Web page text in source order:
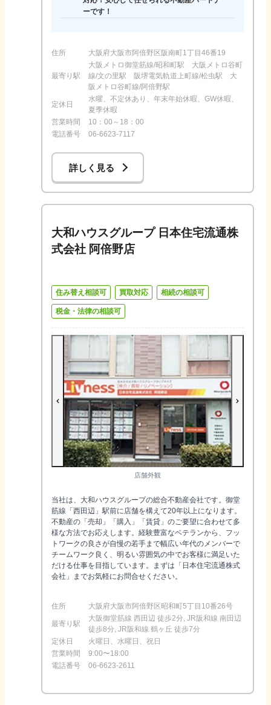
ーです！
住所 大阪府大阪市阿倍野区阪南町1丁目46番19
最寄り駅
大阪メトロ御堂筋線/昭和町駅 大阪メトロ谷町
線/文の里駅 阪堺電気軌道上町線/松虫駅 大
阪メトロ谷町線/阿倍野駅
定休日
水曜、不定休あり、年末年始休暇、GW休暇、
夏季休暇
営業時間
10：00～18：00
電話番号
06-6623-7117
詳しく見る
大和ハウスグループ 日本住宅流通株
式会社 阿倍野店
住み替え相談可 買取対応 相続の相談可
税金・法律の相談可
店舗外観
当社は、大和ハウスグループの総合不動産会社です。御堂
筋線「西田辺」駅前に店舗を構えて20年以上になります。
不動産の「売却」「購入」「賃貸」のご要望に合わせて多
様な方法でお応えします。経験豊富なベテランから、フッ
トワークの良さが自慢の若手まで幅広い年代のメンバーで
チームワーク良く、明るい雰囲気の中でお客様に満足いた
だける仕事を目指しています。まずは「日本住宅流通株式
会社」までお気軽にお問合せください。
住所 大阪府大阪市阿倍野区昭和町5丁目10番26号
最寄り駅
大阪御堂筋線 西田辺 徒歩2分, JR阪和線 南田辺
徒歩8分, JR阪和線 鶴ヶ丘 徒歩7分
定休日
火曜日、水曜日、祝日
営業時間
9:00〜18:00
電話番号
06-6623-2611